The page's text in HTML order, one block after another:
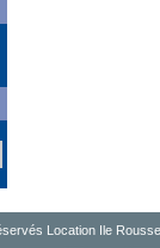
Location Ile Rousse